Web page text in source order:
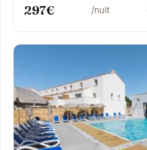
297€ /nuit